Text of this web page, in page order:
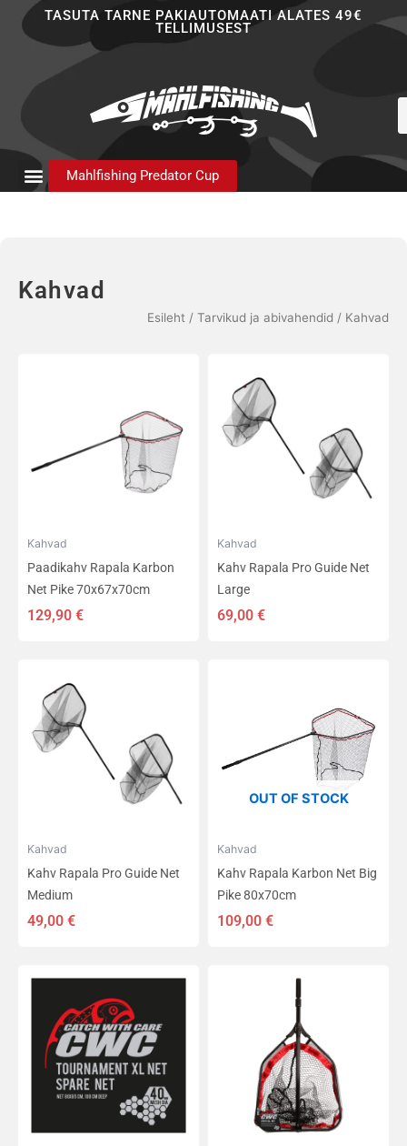
TASUTA TARNE PAKIAUTOMAATI ALATES 49€
TELLIMUSEST
Mahlfishing Predator Cup
Kahvad
Esileht / Tarvikud ja abivahendid / Kahvad
Kahvad
Paadikahv Rapala Karbon
Net Pike 70x67x70cm
129,90 €
Kahvad
Kahv Rapala Pro Guide Net
Large
69,00 €
Kahvad
Kahv Rapala Pro Guide Net
Medium
49,00 €
OUT OF STOCK
Kahvad
Kahv Rapala Karbon Net Big
Pike 80x70cm
109,00 €
Sellel
mitu
varianti.
Valikuid